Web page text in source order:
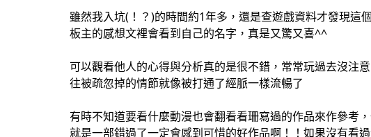
雖然我入坑(！？)的時間約1年多，還是查遊戲資料才發現這
板主的感想文裡會看到自己的名字，真是又驚又喜^^
可以觀看他人的心得與分析真的是很不錯，常常玩過去沒注
往被疏忽掉的情節就像被打通了經脈一樣流暢了
有時不知道要看什麼動漫也會翻看看珊寫過的作品來作參考
就是一部錯過了一定會感到可惜的好作品啊！！如果沒有看